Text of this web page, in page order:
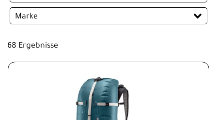
EUR
Marke
68 Ergebnisse